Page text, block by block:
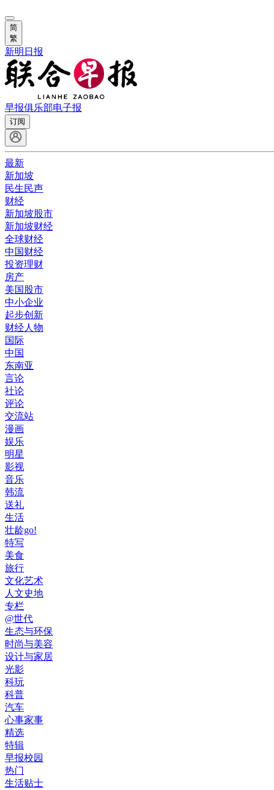
简
繁
新明日报
早报俱乐部电子报
订阅
最新
新加坡
民生民声
财经
新加坡股市
新加坡财经
全球财经
中国财经
投资理财
房产
美国股市
中小企业
起步创新
财经人物
国际
中国
东南亚
言论
社论
评论
交流站
漫画
娱乐
明星
影视
音乐
韩流
送礼
生活
壮龄go!
特写
美食
旅行
文化艺术
人文史地
专栏
@世代
生态与环保
时尚与美容
设计与家居
光影
科玩
科普
汽车
心事家事
精选
特辑
早报校园
热门
生活贴士